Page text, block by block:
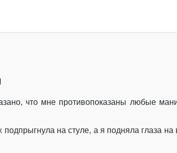
10. Лиля
11. Лиля
что мне противопоказаны любые
на стуле, а я подняла глаза